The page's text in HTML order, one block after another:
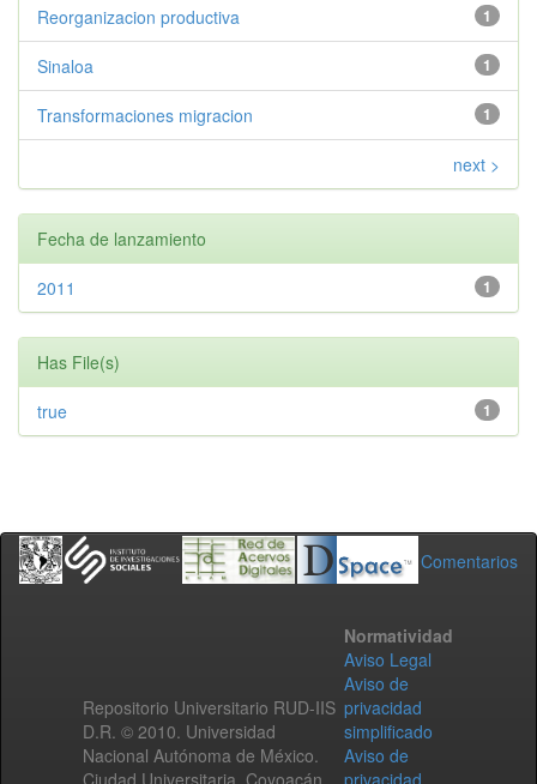
1
Reorganizacion productiva
1
Sinaloa
1
Transformaciones migracion
next >
Fecha de lanzamiento
1
2011
Has File(s)
1
true
Comentarios
Repositorio Universitario RUD-IIS
D.R. © 2010. Universidad
Nacional Autónoma de México.
Ciudad Universitaria, Coyoacán,
Normatividad
Aviso Legal
Aviso de
privacidad
simplificado
Aviso de
privacidad